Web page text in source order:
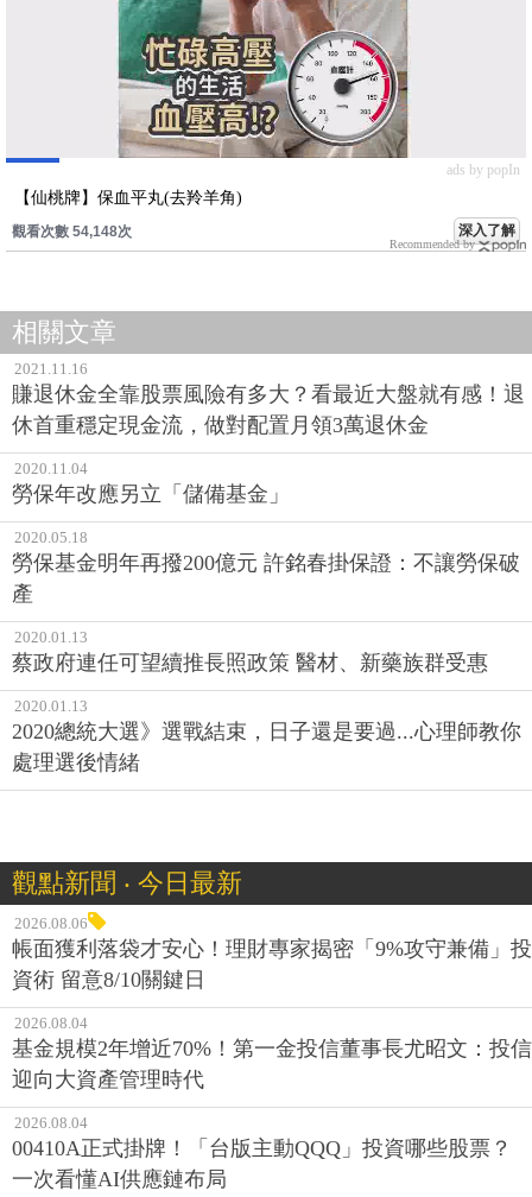
ads by popIn
【仙桃牌】保血平丸(去羚羊角)
觀看次數 54,148次 深入了解
Recommended by
相關文章
2021.11.16
賺退休金全靠股票風險有多大？看最近大盤就有感！退
休首重穩定現金流，做對配置月領3萬退休金
2020.11.04
勞保年改應另立「儲備基金」
2020.05.18
勞保基金明年再撥200億元 許銘春掛保證：不讓勞保破
產
2020.01.13
蔡政府連任可望續推長照政策 醫材、新藥族群受惠
2020.01.13
2020總統大選》選戰結束，日子還是要過...心理師教你
處理選後情緒
觀點新聞 ‧ 今日最新
2026.08.06
帳面獲利落袋才安心！理財專家揭密「9%攻守兼備」投
資術 留意8/10關鍵日
2026.08.04
基金規模2年增近70%！第一金投信董事長尤昭文：投信
迎向大資產管理時代
2026.08.04
00410A正式掛牌！「台版主動QQQ」投資哪些股票？
一次看懂AI供應鏈布局